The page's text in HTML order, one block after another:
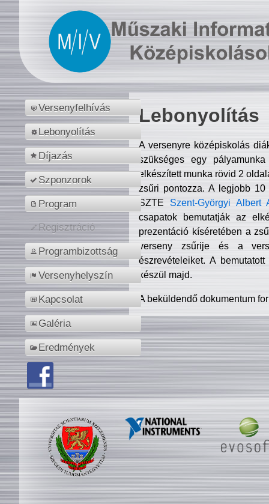
Versenyfelhívás
Lebonyolítás
Díjazás
Szponzorok
Program
Regisztráció
Programbizottság
Versenyhelyszín
Kapcsolat
Galéria
Eredmények
Lebonyolítás
A versenyre középiskolás
szükséges egy
elkészített munka rövid 2
zsűri pontozza. A legjobb
SZTE Szent-Györgyi Albert
csapatok bemutatják az
prezentáció kíséretében a
verseny zsűrije és a
észrevételeiket. A
készül majd.
A beküldendő dokumentum